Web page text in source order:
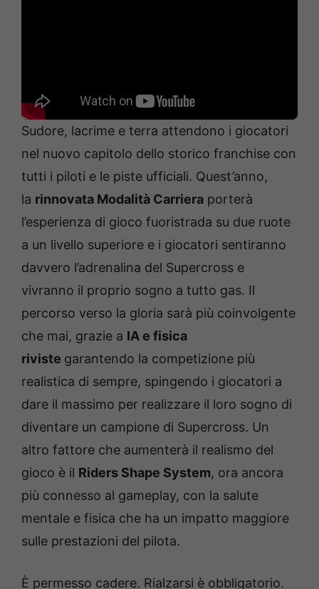
Sudore, lacrime e terra attendono i giocatori
nel nuovo capitolo dello storico franchise con
tutti i piloti e le piste ufficiali. Quest’anno,
la rinnovata Modalità Carriera porterà
l’esperienza di gioco fuoristrada su due ruote
a un livello superiore e i giocatori sentiranno
davvero l’adrenalina del Supercross e
vivranno il proprio sogno a tutto gas. Il
percorso verso la gloria sarà più coinvolgente
che mai, grazie a IA e fisica
riviste garantendo la competizione più
realistica di sempre, spingendo i giocatori a
dare il massimo per realizzare il loro sogno di
diventare un campione di Supercross. Un
altro fattore che aumenterà il realismo del
gioco è il Riders Shape System, ora ancora
più connesso al gameplay, con la salute
mentale e fisica che ha un impatto maggiore
sulle prestazioni del pilota.
È permesso cadere. Rialzarsi è obbligatorio.